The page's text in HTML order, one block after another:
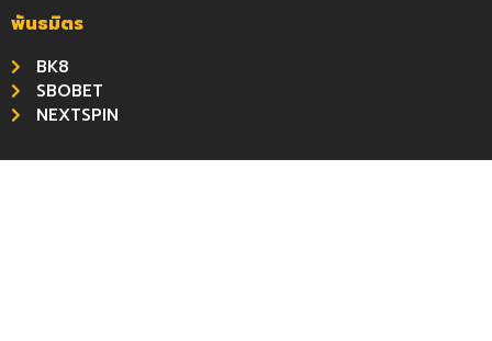
พันธมิตร
BK8
SBOBET
NEXTSPIN